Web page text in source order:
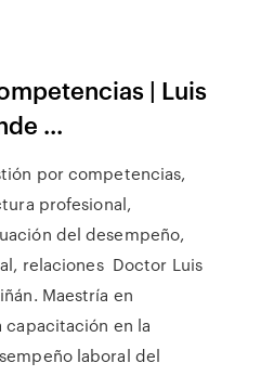
| Luis
...
por competencias,
profesional,
del desempeño,
relaciones Doctor Luis
Maestría en
en la
laboral del